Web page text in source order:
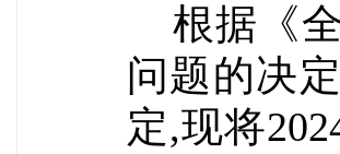
根据 《
问题的决
定,现将